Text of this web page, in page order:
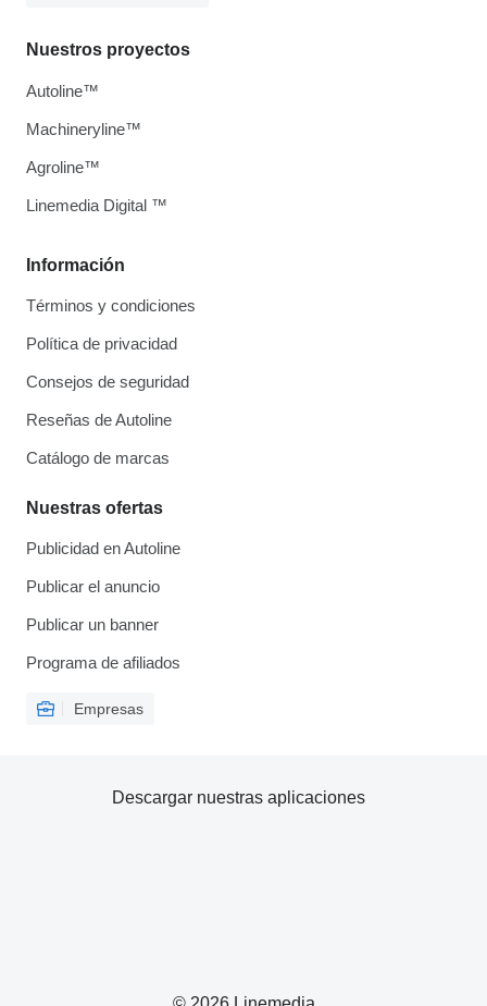
Información
Términos y condiciones
Política de privacidad
Consejos de seguridad
Reseñas de Autoline
Catálogo de marcas
Nuestras ofertas
Publicidad en Autoline
Publicar el anuncio
Publicar un banner
Programa de afiliados
Empresas
Nuestros proyectos
Autoline™
Machineryline™
Agroline™
Linemedia Digital ™
Descargar nuestras aplicaciones